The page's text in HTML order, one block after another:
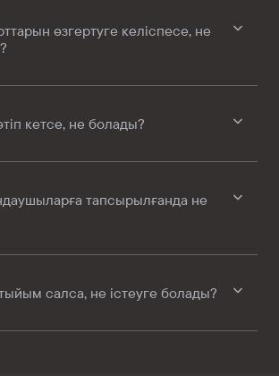
өзгертуге келіспесе, не
кетсе, не болады?
тапсырылғанда не
салса, не істеуге болады?